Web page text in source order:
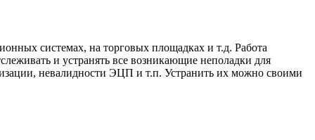
системах, на торговых площадках и т.д. Работа
и устранять все возникающие неполадки для
невалидности ЭЦП и т.п. Устранить их можно своими